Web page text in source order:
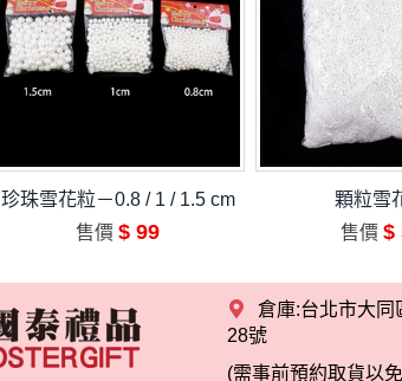
珍珠雪花粒－0.8 / 1 / 1.5 cm
售價 $ 99
顆粒雪
售價 $
倉庫:台北市大同
28號
(需事前預約取貨以